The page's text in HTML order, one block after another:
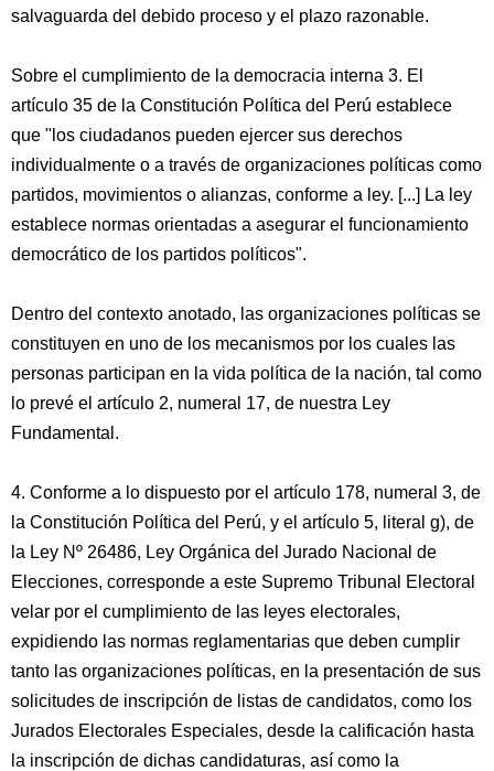
salvaguarda del debido proceso y el plazo razonable.
Sobre el cumplimiento de la democracia interna 3. El
artículo 35 de la Constitución Política del Perú establece
que "los ciudadanos pueden ejercer sus derechos
individualmente o a través de organizaciones políticas como
partidos, movimientos o alianzas, conforme a ley. [...] La ley
establece normas orientadas a asegurar el funcionamiento
democrático de los partidos políticos".
Dentro del contexto anotado, las organizaciones políticas se
constituyen en uno de los mecanismos por los cuales las
personas participan en la vida política de la nación, tal como
lo prevé el artículo 2, numeral 17, de nuestra Ley
Fundamental.
4. Conforme a lo dispuesto por el artículo 178, numeral 3, de
la Constitución Política del Perú, y el artículo 5, literal g), de
la Ley Nº 26486, Ley Orgánica del Jurado Nacional de
Elecciones, corresponde a este Supremo Tribunal Electoral
velar por el cumplimiento de las leyes electorales,
expidiendo las normas reglamentarias que deben cumplir
tanto las organizaciones políticas, en la presentación de sus
solicitudes de inscripción de listas de candidatos, como los
Jurados Electorales Especiales, desde la calificación hasta
la inscripción de dichas candidaturas, así como la